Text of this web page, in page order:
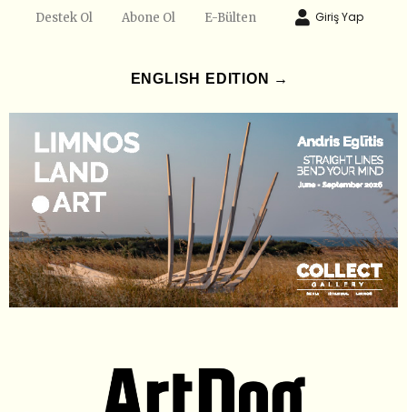
Destek Ol Abone Ol E-Bülten Giriş Yap
ENGLISH EDITION →